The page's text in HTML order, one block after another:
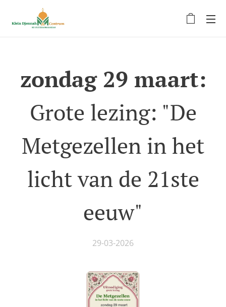
zondag 29 maart:
Grote lezing: "De
Metgezellen in het
licht van de 21ste
eeuw"
29-03-2026